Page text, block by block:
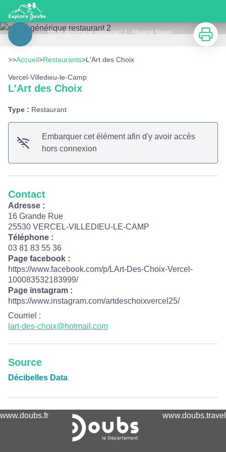
L'Art des Choix
photo générique restaurant 2 - Maxime Nagely / Portes du Haut-Doubs
Voir l'image en plein écran
Imprimer
>>Accueil>Restaurants>L'Art des Choix
Vercel-Villedieu-le-Camp
L'Art des Choix
Type : Restaurant
Embarquer cet élément afin d'y avoir accès
hors connexion
Contact
Adresse :
16 Grande Rue
25530 VERCEL-VILLEDIEU-LE-CAMP
Téléphone :
03 81 83 55 36
Page facebook :
https://www.facebook.com/p/LArt-Des-Choix-Vercel-
100083532183999/
Page instagram :
https://www.instagram.com/artdeschoixvercel25/
Courriel :
lart-des-choix@hotmail.com
Source
Décibelles Data
www.doubs.fr www.doubs.travel